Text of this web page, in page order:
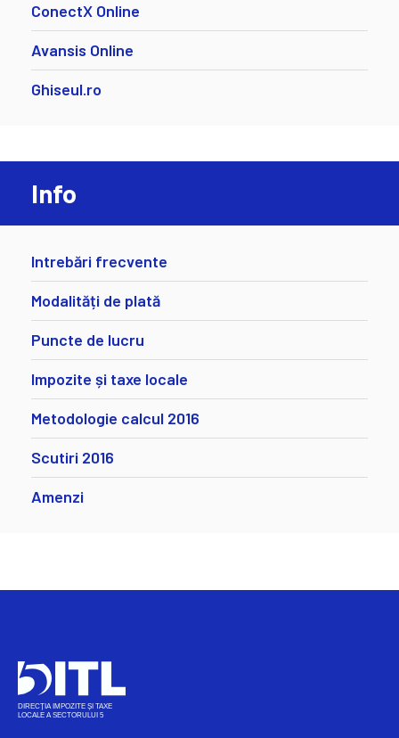
ConectX Online
Avansis Online
Ghiseul.ro
Info
Intrebări frecvente
Modalități de plată
Puncte de lucru
Impozite și taxe locale
Metodologie calcul 2016
Scutiri 2016
Amenzi